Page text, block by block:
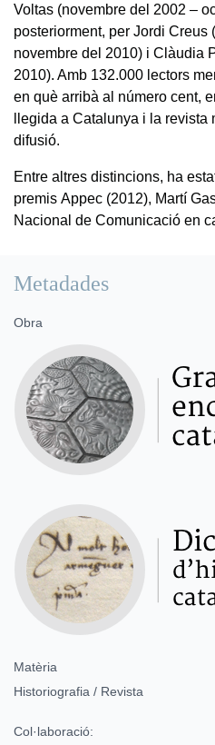
Voltas (novembre del 2002 –
posteriorment, per Jordi Creus
novembre del 2010) i Clàudia
2010). Amb 132.000 lectors
en què arribà al número cent,
llegida a Catalunya i la
difusió.
Entre altres distincions, ha
premis Appec (2012), Martí
Nacional de Comunicació en
Metadades
Obra
Matèria
Historiografia / Revista
Col·laboració: